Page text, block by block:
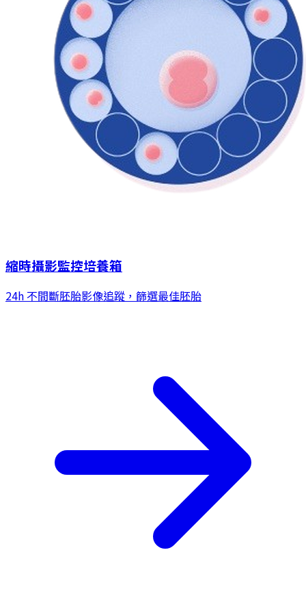
縮時攝影監控培養箱
24h 不間斷胚胎影像追蹤，篩選最佳胚胎